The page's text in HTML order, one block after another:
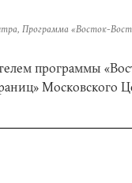
Программа «Восток-
программы
Московского